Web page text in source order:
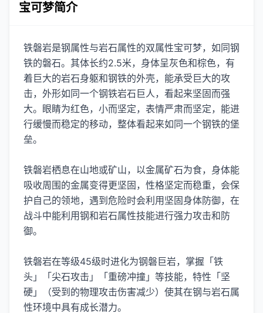
宝可梦简介
铁磐岩是钢属性与岩石属性的双属性宝可梦，如同钢
铁的磐石。其体长约2.5米，身体呈灰色和棕色，有
着巨大的岩石身躯和钢铁的外壳，能承受巨大的攻
击，外形如同一个钢铁岩石巨人，看起来坚固而强
大。眼睛为红色，小而坚定，表情严肃而坚定，能进
行缓慢而稳定的移动，整体看起来如同一个钢铁的堡
垒。
铁磐岩栖息在山地或矿山，以金属矿石为食，身体能
吸收周围的金属变得更坚固，性格坚定而稳重，会保
护自己的领地，遇到危险时会利用坚固身体防御，在
战斗中能利用钢和岩石属性技能进行强力攻击和防
御。
铁磐岩在等级45级时进化为钢磐巨岩，掌握「铁
头」「尖石攻击」「重磅冲撞」等技能，特性「坚
硬」（受到的物理攻击伤害减少）使其在钢与岩石属
性环境中具有成长潜力。